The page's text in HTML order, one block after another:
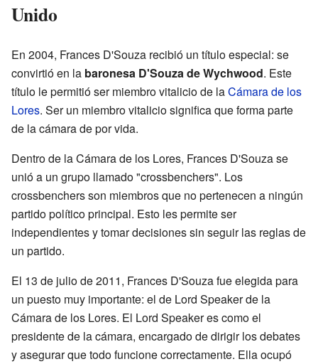
Unido
En 2004, Frances D'Souza recibió un título especial: se
convirtió en la baronesa D'Souza de Wychwood. Este
título le permitió ser miembro vitalicio de laCámara de los
Lores. Ser un miembro vitalicio significa que forma parte
de la cámara de por vida.
Dentro de la Cámara de los Lores, Frances D'Souza se
unió a un grupo llamado "crossbenchers". Los
crossbenchers son miembros que no pertenecen a ningún
partido político principal. Esto les permite ser
independientes y tomar decisiones sin seguir las reglas de
un partido.
El 13 de julio de 2011, Frances D'Souza fue elegida para
un puesto muy importante: el de Lord Speaker de la
Cámara de los Lores. El Lord Speaker es como el
presidente de la cámara, encargado de dirigir los debates
y asegurar que todo funcione correctamente. Ella ocupó